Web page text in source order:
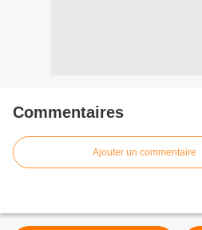
Commentaires
Ajouter un commentaire